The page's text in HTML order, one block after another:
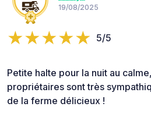
19/08/2025
5/5
Petite halte pour la nuit au
propriétaires sont très
de la ferme délicieux !